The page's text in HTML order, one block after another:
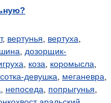
, вертунья вертуха
дозорщик-
коза коромысла
девушка меганевра
непоседа попрыгунья